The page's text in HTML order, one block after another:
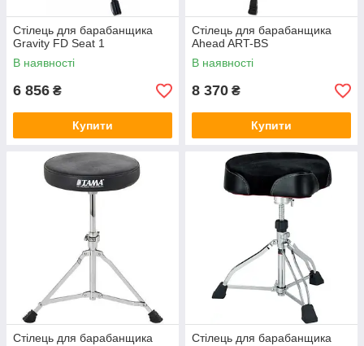
Стілець для барабанщика
Gravity FD Seat 1
В наявності
6 856 ₴
Купити
Стілець для барабанщика
Ahead ART-BS
В наявності
8 370 ₴
Купити
Стілець для барабанщика
Стілець для барабанщика